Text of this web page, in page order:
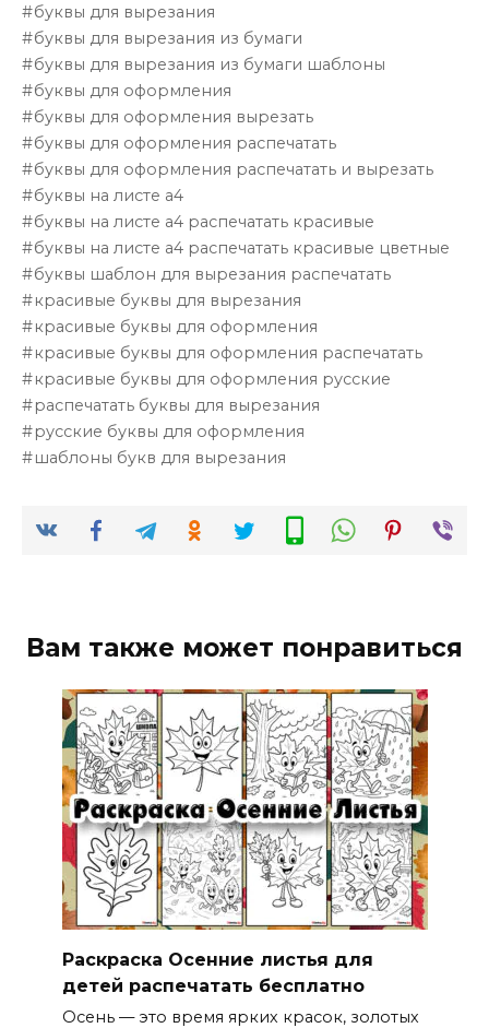
буквы для вырезания
буквы для вырезания из бумаги
буквы для вырезания из бумаги шаблоны
буквы для оформления
буквы для оформления вырезать
буквы для оформления распечатать
буквы для оформления распечатать и вырезать
буквы на листе а4
буквы на листе а4 распечатать красивые
буквы на листе а4 распечатать красивые цветные
буквы шаблон для вырезания распечатать
красивые буквы для вырезания
красивые буквы для оформления
красивые буквы для оформления распечатать
красивые буквы для оформления русские
распечатать буквы для вырезания
русские буквы для оформления
шаблоны букв для вырезания
Вам также может понравиться
Раскраска Осенние листья для
детей распечатать бесплатно
Осень — это время ярких красок, золотых